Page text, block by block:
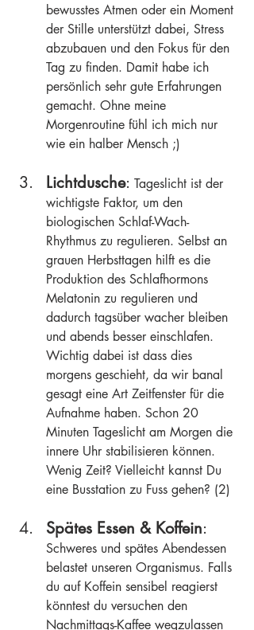
bewusstes Atmen oder ein Moment
der Stille unterstützt dabei, Stress
abzubauen und den Fokus für den
Tag zu finden. Damit habe ich
persönlich sehr gute Erfahrungen
gemacht. Ohne meine
Morgenroutine fühl ich mich nur
wie ein halber Mensch ;)
Lichtdusche: Tageslicht ist der
wichtigste Faktor, um den
biologischen Schlaf-Wach-
Rhythmus zu regulieren. Selbst an
grauen Herbsttagen hilft es die
Produktion des Schlafhormons
Melatonin zu regulieren und
dadurch tagsüber wacher bleiben
und abends besser einschlafen.
Wichtig dabei ist dass dies
morgens geschieht, da wir banal
gesagt eine Art Zeitfenster für die
Aufnahme haben. Schon 20
Minuten Tageslicht am Morgen die
innere Uhr stabilisieren können.
Wenig Zeit? Vielleicht kannst Du
eine Busstation zu Fuss gehen? (2)
Spätes Essen & Koffein:
Schweres und spätes Abendessen
belastet unseren Organismus. Falls
du auf Koffein sensibel reagierst
könntest du versuchen den
Nachmittags-Kaffee wegzulassen